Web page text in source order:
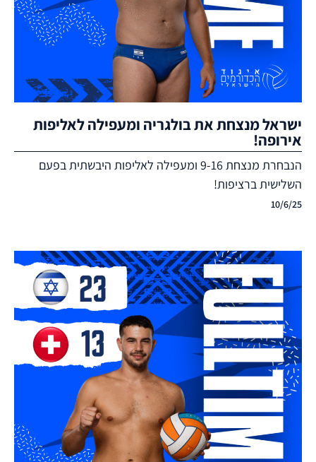
ישראל מנצחת את בולגריה ומעפילה לאליפות
אירופה!
הנבחרת מנצחת 9-16 ומעפילה לאליפות היבשתית בפעם
השלישית ברציפות!
10/6/25